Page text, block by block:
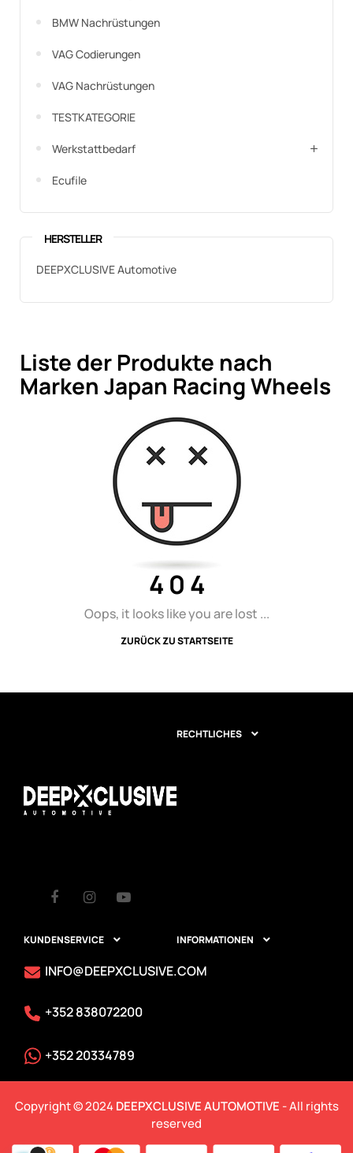
BMW Nachrüstungen
VAG Codierungen
VAG Nachrüstungen
TESTKATEGORIE
Werkstattbedarf
Ecufile
HERSTELLER
DEEPXCLUSIVE Automotive
Liste der Produkte nach
Marken Japan Racing Wheels
4 0 4
Oops, it looks like you are lost ...
ZURÜCK ZU STARTSEITE
FacebookInstagram
RECHTLICHES 
KUNDENSERVICE  INFORMATIONEN 
INFO@DEEPXCLUSIVE.COM
+352 838072200
+352 20334789
Copyright © 2024DEEPXCLUSIVE AUTOMOTIVE - All rights
reserved